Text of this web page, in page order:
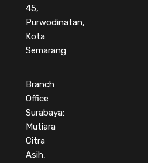
45,
Purwodinatan,
Kota
Semarang
Branch
Office
Surabaya:
Mutiara
Citra
Asih,